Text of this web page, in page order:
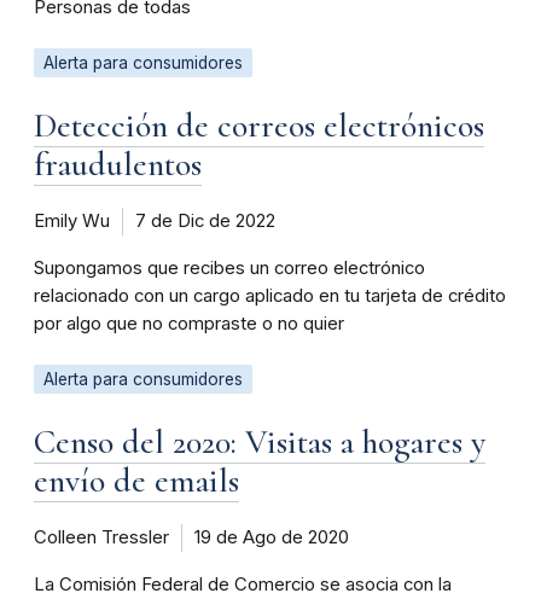
Personas de todas
Alerta para consumidores
Detección de correos electrónicos
fraudulentos
Emily Wu 7 de Dic de 2022
Supongamos que recibes un correo electrónico
relacionado con un cargo aplicado en tu tarjeta de crédito
por algo que no compraste o no quier
Alerta para consumidores
Censo del 2020: Visitas a hogares y
envío de emails
Colleen Tressler 19 de Ago de 2020
La Comisión Federal de Comercio se asocia con la